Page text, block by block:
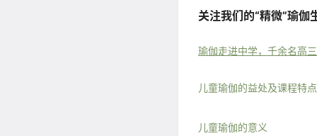
关注我们的“精微”瑜伽
瑜伽走进中学，千余名高
儿童瑜伽的益处及课程特点
儿童瑜伽的意义